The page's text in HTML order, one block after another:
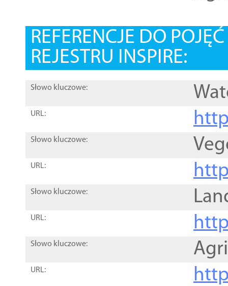
REFERENCJE DO
REJESTRU INSPIRE:
Słowo kluczowe:
URL:
Słowo kluczowe:
URL:
Słowo kluczowe:
URL:
Słowo kluczowe:
URL: